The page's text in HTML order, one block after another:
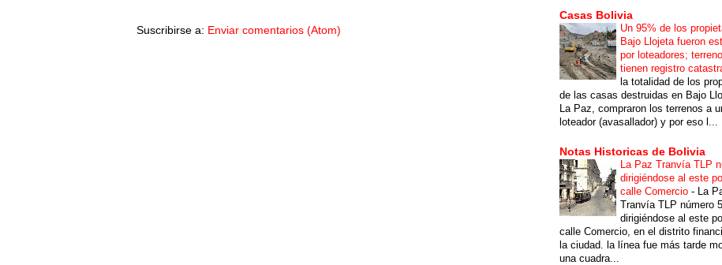
Suscribirse a: Enviar comentarios (Atom)
Casas Bolivia
Un 95% de los
Bajo Llojeta fueron
por loteadores;
tienen registro
la totalidad de los
de las casas destruidas en Bajo
La Paz, compraron los terrenos a
loteador (avasallador) y por eso l...
Notas Historicas de Bolivia
La Paz Tranvía TLP
dirigiéndose al este
calle Comercio - La
Tranvía TLP número 5
dirigiéndose al este
calle Comercio, en el distrito
la ciudad. la línea fue más tarde
una cuadra...